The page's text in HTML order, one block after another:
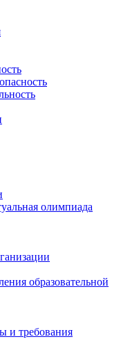
олимпиада
образовательной
и требования